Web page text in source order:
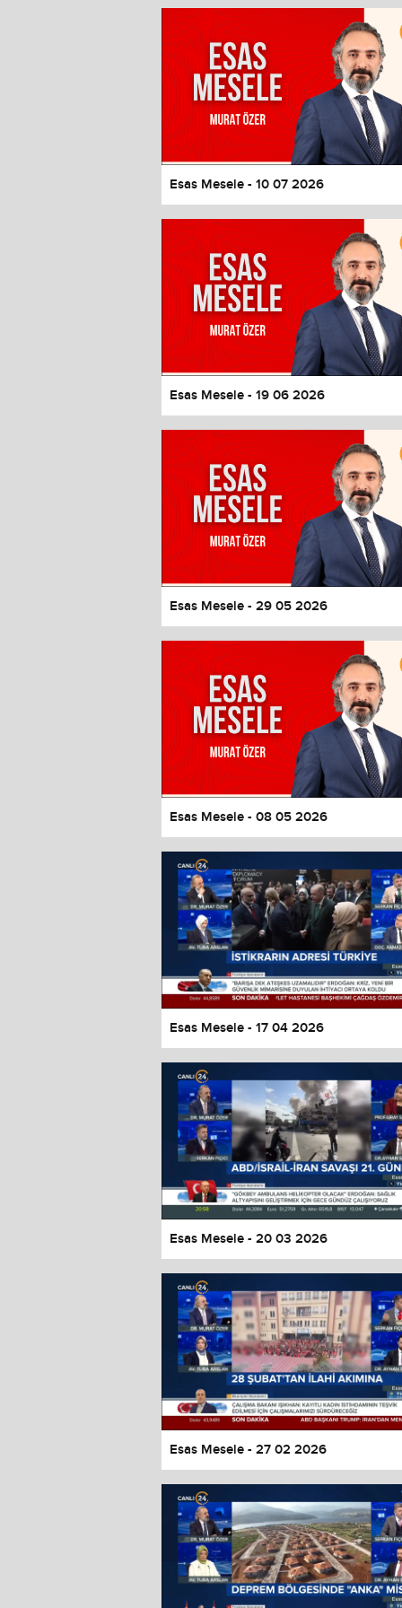
Window
Color
Transparency
Font Size
Text Edge Style
Font Family
Resetrestore all settings to the default
Close Modal Dialog
End of dialog window.
Esas Mesele - 10 07 2026
Esas Mesele - 19 06 2026
Esas Mesele - 29 05 2026
Esas Mesele - 08 05 2026
Esas Mesele - 17 04 2026
Esas Mesele - 20 03 2026
Esas Mesele - 27 02 2026